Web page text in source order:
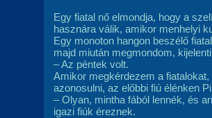
Egy fiatal nő elmondja, hogy a
hasznára válik, amikor menhelyi
Egy monoton hangon beszélő
majd miután megmondom,
– Az péntek volt.
Amikor megkérdezem a
azonosulni, az előbbi fiú élénken
– Olyan, mintha fából lennék, és
igazi fiúk éreznek.